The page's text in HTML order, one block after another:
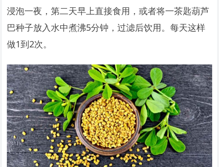
浸泡一夜，第二天早上直接食用，或者将一茶匙葫芦
巴种子放入水中煮沸5分钟，过滤后饮用。每天这样
做1到2次。